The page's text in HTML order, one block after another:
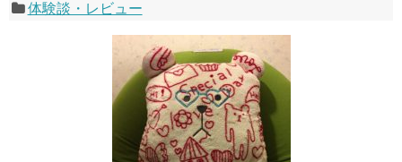
体験談・レビュー